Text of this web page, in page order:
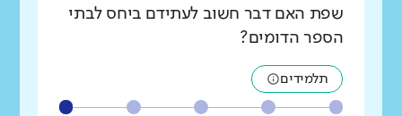
שפת האם דבר חשוב לעתידם ביחס לבתי
הספר הדומים?
תלמידים